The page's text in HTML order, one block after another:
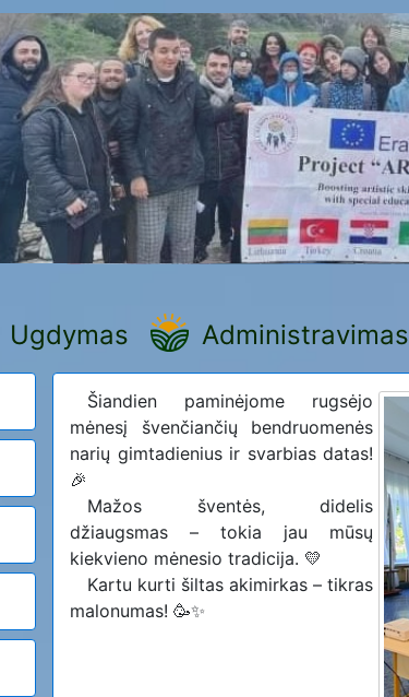
Ugdymas Administravimas
Šiandien paminėjome rugsėjo
mėnesį švenčiančių bendruomenės
narių gimtadienius ir svarbias datas!
🎉
Mažos šventės, didelis
džiaugsmas – tokia jau mūsų
kiekvieno mėnesio tradicija. 💛
Kartu kurti šiltas akimirkas – tikras
malonumas! 🥳✨